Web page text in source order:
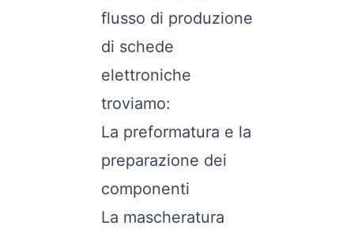
flusso di produzione
di schede
elettroniche
troviamo:
La preformatura e la
preparazione dei
componenti
La mascheratura